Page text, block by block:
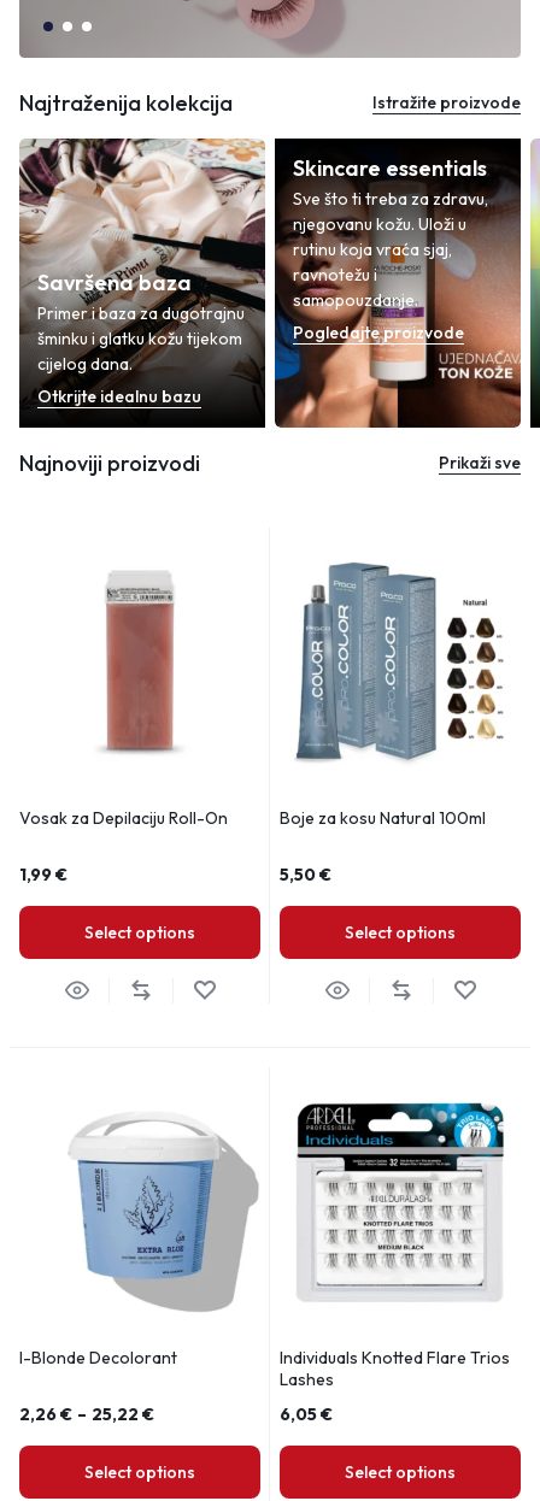
Najtraženija kolekcija Istražite proizvode
Savršena baza
Primer i baza za dugotrajnu
šminku i glatku kožu tijekom
cijelog dana.
Otkrijte idealnu bazu
Skincare essentials
Sve što ti treba za zdravu,
njegovanu kožu. Uloži u
rutinu koja vraća sjaj,
ravnotežu i
samopouzdanje.
Pogledajte proizvode
Najnoviji proizvodi Prikaži sve
Vosak za Depilaciju Roll-On
1,99€
Select options
Boje za kosu Natural 100ml
5,50€
Select options
I-Blonde Decolorant
2,26€ – 25,22 €
Select options
Individuals Knotted Flare Trios
Lashes
6,05€
Select options